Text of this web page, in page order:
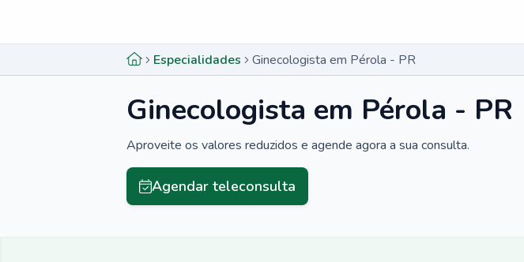
Especialidades Ginecologista em Pérola - PR
Ginecologista em Pérola - PR
Aproveite os valores reduzidos e agende agora a sua consulta.
Agendar teleconsulta